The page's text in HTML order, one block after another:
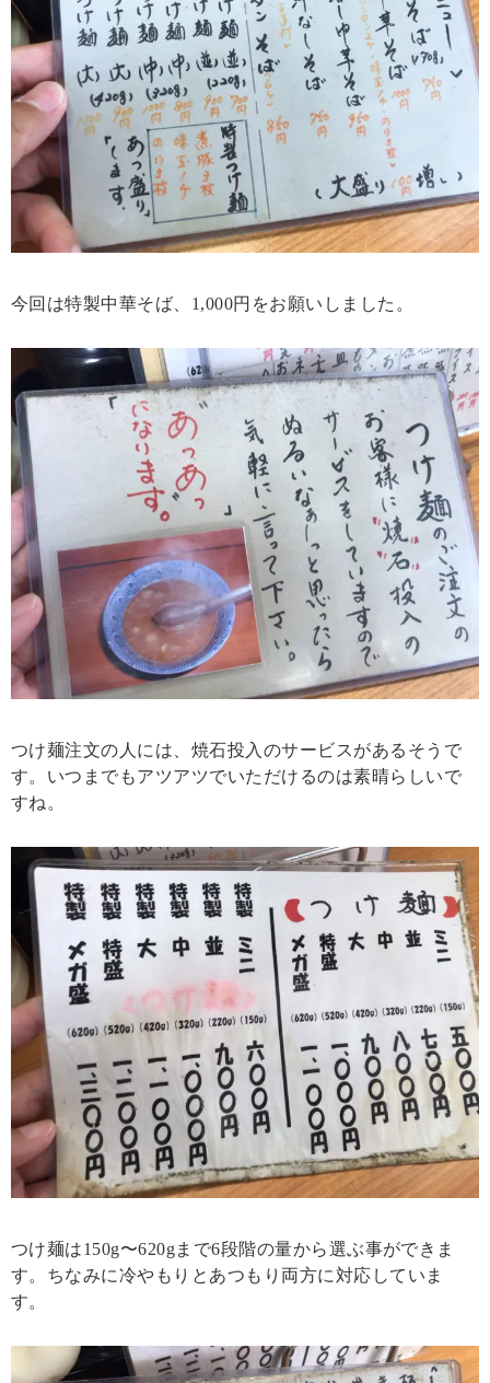
今回は特製中華そば、1,000円をお願いしました。
つけ麺注文の人には、焼石投入のサービスがあるそうで
す。いつまでもアツアツでいただけるのは素晴らしいで
すね。
つけ麺は150g〜620gまで6段階の量から選ぶ事ができま
す。ちなみに冷やもりとあつもり両方に対応していま
す。